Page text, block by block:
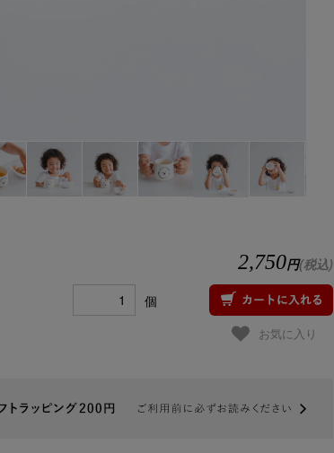
2,750円(税込)
個
お気に入り